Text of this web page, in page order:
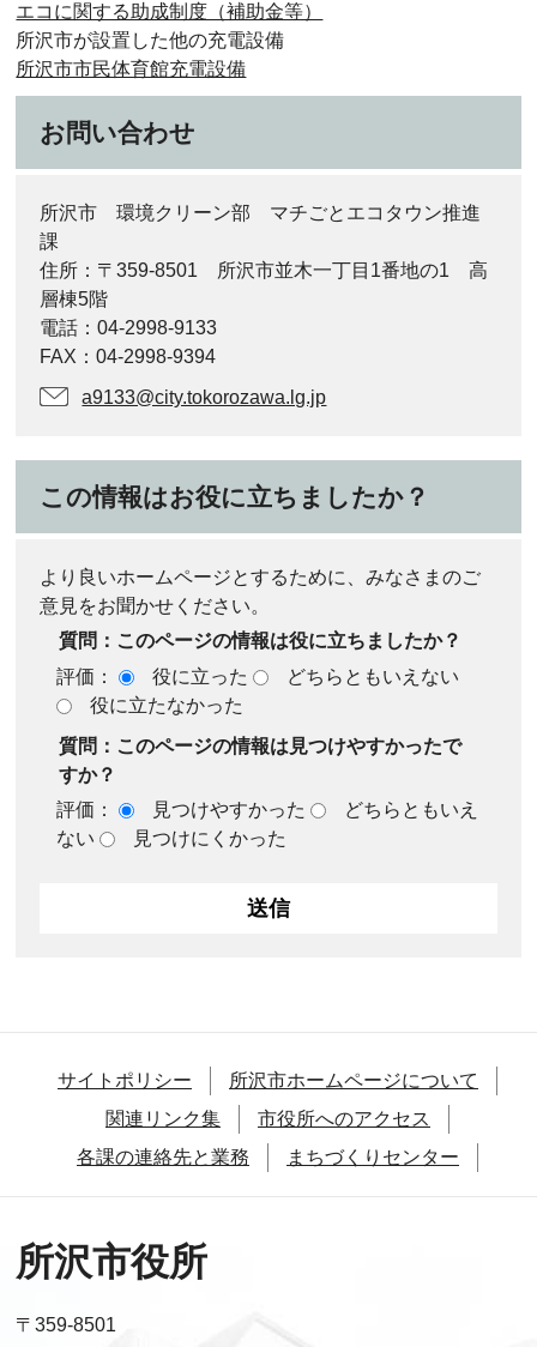
エコに関する助成制度（補助金等）
所沢市が設置した他の充電設備
所沢市市民体育館充電設備
お問い合わせ
所沢市 環境クリーン部 マチごとエコタウン推進
課
住所：〒359-8501 所沢市並木一丁目1番地の1 高
層棟5階
電話：04-2998-9133
FAX：04-2998-9394
a9133@city.tokorozawa.lg.jp
この情報はお役に立ちましたか？
より良いホームページとするために、みなさまのご
意見をお聞かせください。
質問：このページの情報は役に立ちましたか？
評価：
役に立った
どちらともいえない
役に立たなかった
質問：このページの情報は見つけやすかったで
すか？
評価：
見つけやすかった
どちらともいえ
ない
見つけにくかった
サイトポリシー
所沢市ホームページについて
関連リンク集
市役所へのアクセス
各課の連絡先と業務
まちづくりセンター
所沢市役所
〒359-8501